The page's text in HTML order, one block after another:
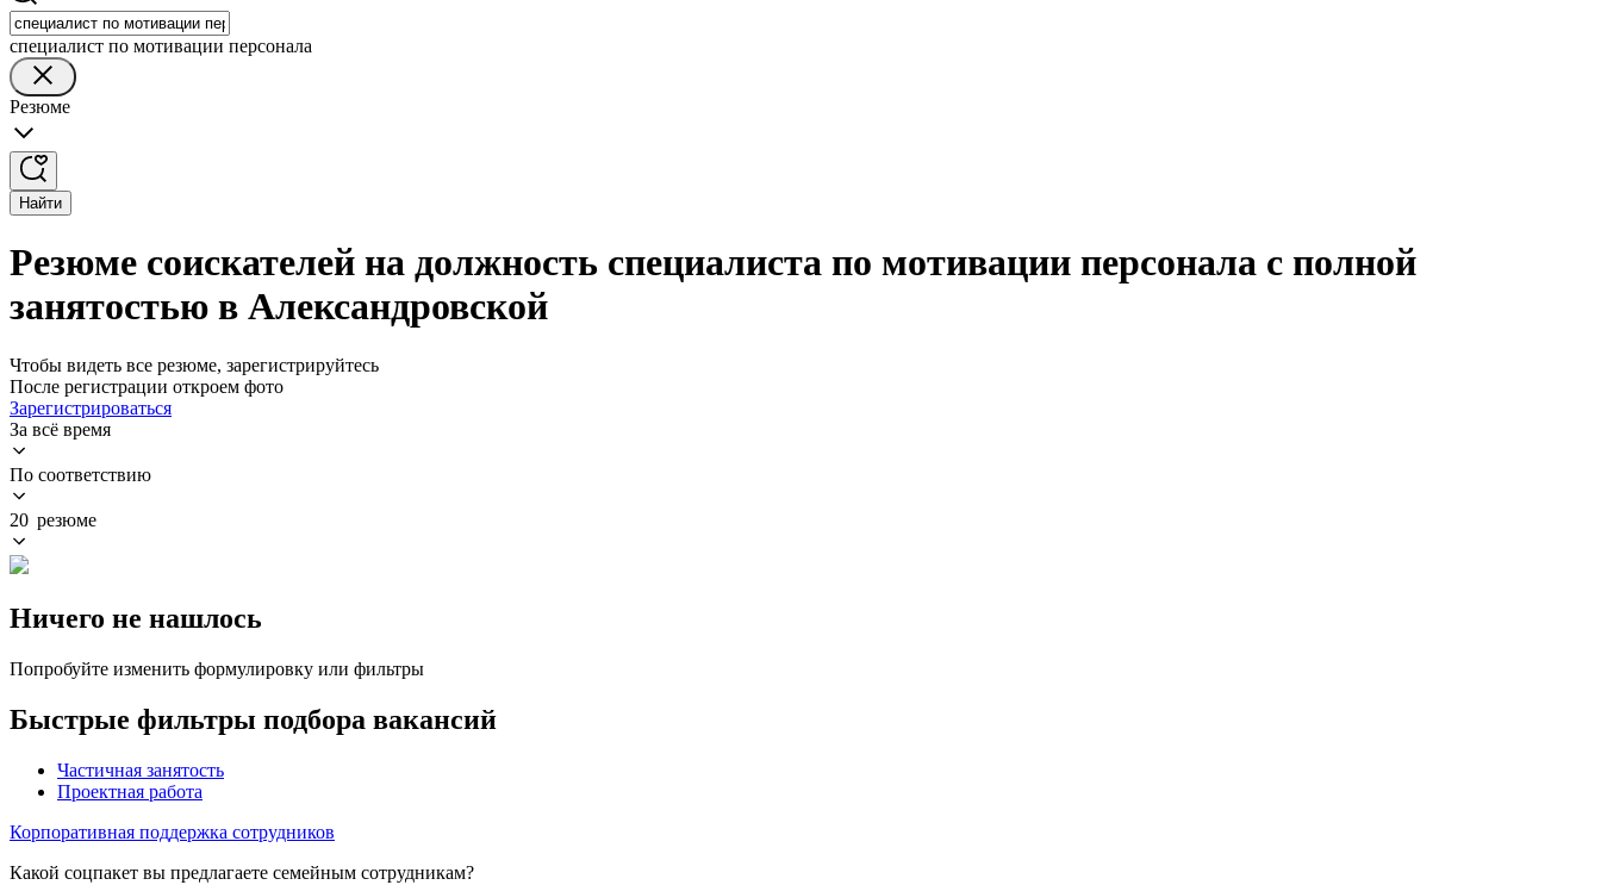
специалист по мотивации персонала
Резюме
Найти
Резюме соискателей на должность специалиста по мотивации персонала с полной
занятостью в Александровской
Чтобы видеть все резюме, зарегистрируйтесь
После регистрации откроем фото
Зарегистрироваться
За всё время
По соответствию
20 резюме
Ничего не нашлось
Попробуйте изменить формулировку или фильтры
Быстрые фильтры подбора вакансий
Частичная занятость
Проектная работа
Корпоративная поддержка сотрудников
Какой соцпакет вы предлагаете семейным сотрудникам?